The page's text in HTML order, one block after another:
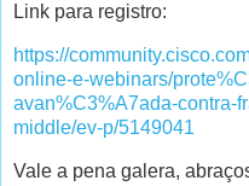
Link para registro:
https://
online-e-webinars/
avan%C3%A7ada-contra-
middle/ev-p/5149041
Vale a pena galera,